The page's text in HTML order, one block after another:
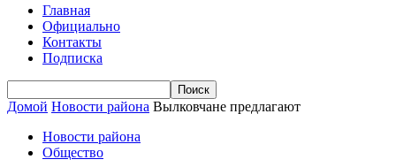
Главная
Официально
Контакты
Подписка
Домой Новости района Вылковчане предлагают
Новости района
Общество